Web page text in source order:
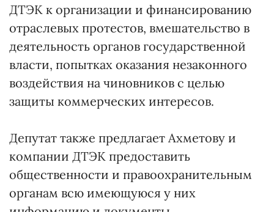
ДТЭК к организации и финансированию
отраслевых протестов, вмешательство в
деятельность органов государственной
власти, попытках оказания незаконного
воздействия на чиновников с целью
защиты коммерческих интересов.
Депутат также предлагает Ахметову и
компании ДТЭК предоставить
общественности и правоохранительным
органам всю имеющуюся у них